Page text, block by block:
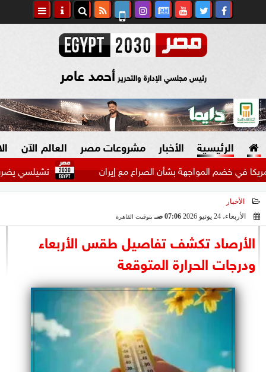
رئيس مجلسي الإدارة والتحرير أحمد عامر
الرئيسية الأخبار
السياسة
الرئاسة
البرلمان
الوزارات
مشروعات مصر
صنع في مصر
العالم الآن
تشيلسي يضرب ميلان المواجهة بشأن الصراع مع إيران
الأخبار
الأربعاء، 24 يونيو 2026
07:06 صـ بتوقيت القاهرة
الأرصاد تكشف تفاصيل طقس الأربعاء
ودرجات الحرارة المتوقعة